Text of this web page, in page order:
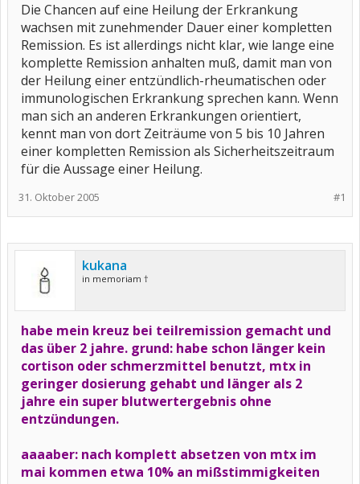
Die Chancen auf eine Heilung der Erkrankung
wachsen mit zunehmender Dauer einer kompletten
Remission. Es ist allerdings nicht klar, wie lange eine
komplette Remission anhalten muß, damit man von
der Heilung einer entzündlich-rheumatischen oder
immunologischen Erkrankung sprechen kann. Wenn
man sich an anderen Erkrankungen orientiert,
kennt man von dort Zeiträume von 5 bis 10 Jahren
einer kompletten Remission als Sicherheitszeitraum
für die Aussage einer Heilung.
#1
31. Oktober 2005
kukana
in memoriam †
habe mein kreuz bei teilremission gemacht und
das über 2 jahre. grund: habe schon länger kein
cortison oder schmerzmittel benutzt, mtx in
geringer dosierung gehabt und länger als 2
jahre ein super blutwertergebnis ohne
entzündungen.
aaaaber: nach komplett absetzen von mtx im
mai kommen etwa 10% an mißstimmigkeiten